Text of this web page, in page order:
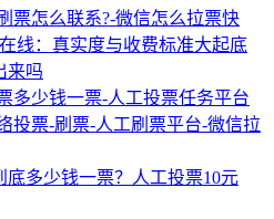
票怎么联系?-微信怎么拉票快
线：真实度与收费标准大起底
来吗
多少钱一票-人工投票任务平台
投票-刷票-人工刷票平台-微信拉
底多少钱一票？人工投票10元